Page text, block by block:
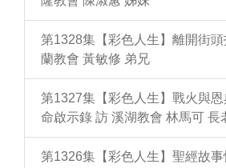
第1328集【彩色人生】離開街
蘭教會 黃敏修 弟兄
第1327集【彩色人生】戰火與
命啟示錄 訪 溪湖教會 林馬可 長
第1326集【彩色人生】聖經故